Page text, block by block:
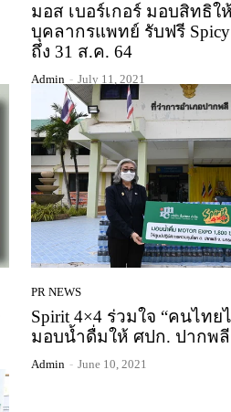
มอส เบอร์เกอร์ มอบสิทธิ
บุคลากรแพทย์ รับฟรี Spicy
ถึง 31 ส.ค. 64
Admin - July 11, 2021
PR NEWS
Spirit 4×4 ร่วมใจ “คนไทย
มอบน้ำดื่มให้ ศปก. ปากพลี
Admin - June 10, 2021